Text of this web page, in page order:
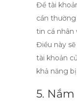
Để tài
cần
tin cá nhân
Điều này
tài khoản
khả năng
5.